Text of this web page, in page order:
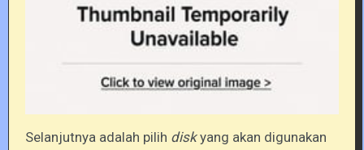
Selanjutnya adalah pilih diskyang akan digunakan